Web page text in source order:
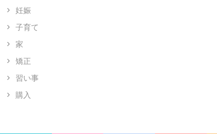
妊娠
子育て
家
矯正
習い事
購入